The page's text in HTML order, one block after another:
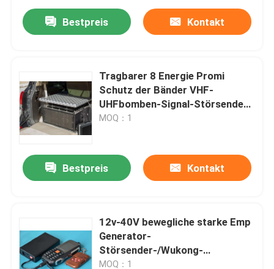
Über uns
Qualitätskontrolle
Brummen-Störsender
Funksignal-Störsender
Hochfrequenz-Störsender
Bestpreis Kontakt
Tragbarer 8 Energie Promi
Schutz der Bänder VHF-
UHFbomben-Signal-Störsender-
Verwürfelungsvorrichtungs-
MOQ：1
Bestpreis Kontakt
12v-40V bewegliche starke Emp
Generator-
Störsender-/Wukong-
Störsender-multi Frequenz
MOQ：1